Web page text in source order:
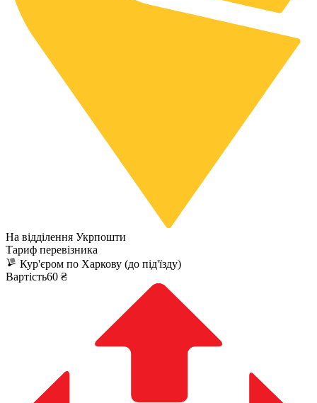
На відділення Укрпошти
Тариф перевізника
Кур'єром по Харкову (до під'їзду)
Вартість60 ₴